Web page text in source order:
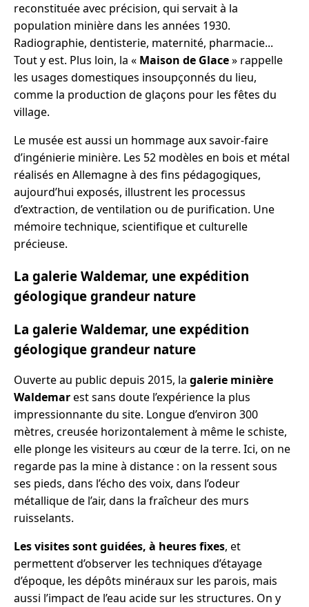
reconstituée avec précision, qui servait à la
population minière dans les années 1930.
Radiographie, dentisterie, maternité, pharmacie...
Tout y est. Plus loin, la « Maison de Glace» rappelle
les usages domestiques insoupçonnés du lieu,
comme la production de glaçons pour les fêtes du
village.
Le musée est aussi un hommage aux savoir-faire
d’ingénierie minière. Les 52 modèles en bois et métal
réalisés en Allemagne à des fins pédagogiques,
aujourd’hui exposés, illustrent les processus
d’extraction, de ventilation ou de purification. Une
mémoire technique, scientifique et culturelle
précieuse.
La galerie Waldemar, une expédition
géologique grandeur nature
La galerie Waldemar, une expédition
géologique grandeur nature
Ouverte au public depuis 2015, la galerie minière
Waldemarest sans doute l’expérience la plus
impressionnante du site. Longue d’environ 300
mètres, creusée horizontalement à même le schiste,
elle plonge les visiteurs au cœur de la terre. Ici, on ne
regarde pas la mine à distance : on la ressent sous
ses pieds, dans l’écho des voix, dans l’odeur
métallique de l’air, dans la fraîcheur des murs
ruisselants.
Les visites sont guidées, à heures fixes, et
permettent d’observer les techniques d’étayage
d’époque, les dépôts minéraux sur les parois, mais
aussi l’impact de l’eau acide sur les structures. On y